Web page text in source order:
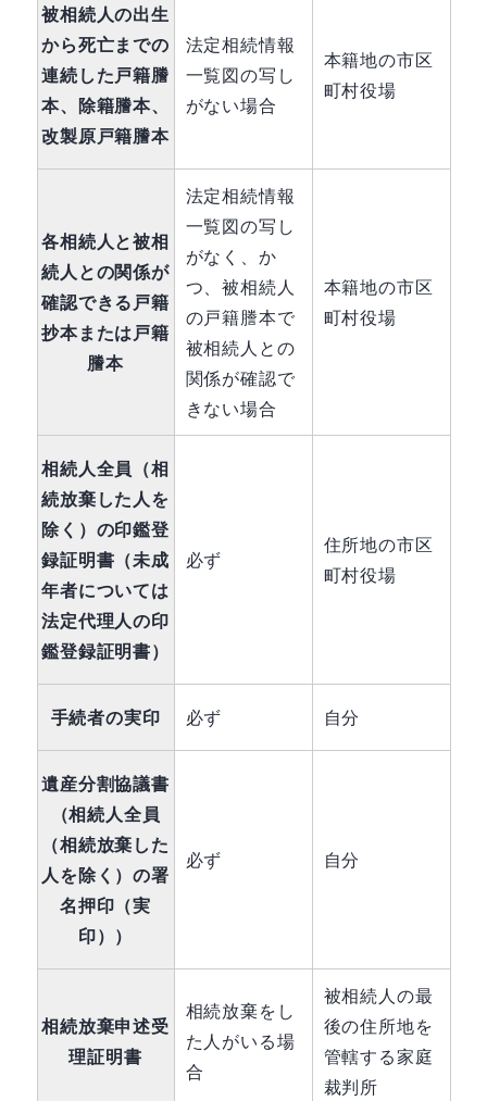
被相続人の出生
から死亡までの
連続した戸籍謄
本、除籍謄本、
改製原戸籍謄本
法定相続情報
一覧図の写し
がない場合
本籍地の市区
町村役場
各相続人と被相
続人との関係が
確認できる戸籍
抄本または戸籍
謄本
法定相続情報
一覧図の写し
がなく、か
つ、被相続人
の戸籍謄本で
被相続人との
関係が確認で
きない場合
本籍地の市区
町村役場
相続人全員（相
続放棄した人を
除く）の印鑑登
録証明書（未成
年者については
法定代理人の印
鑑登録証明書）
必ず
住所地の市区
町村役場
手続者の実印 必ず 自分
遺産分割協議書
（相続人全員
（相続放棄した
人を除く）の署
名押印（実
印））
必ず 自分
相続放棄申述受
理証明書
相続放棄をし
た人がいる場
合
被相続人の最
後の住所地を
管轄する家庭
裁判所